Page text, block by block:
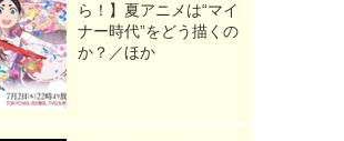
ら！】夏アニメは“マイ
ナー時代”をどう描くの
か？／ほか